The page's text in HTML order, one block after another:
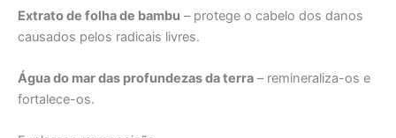
Extrato de folha de bambu – protege o cabelo dos danos
causados pelos radicais livres.
Água do mar das profundezas da terra – remineraliza-os e
fortalece-os.